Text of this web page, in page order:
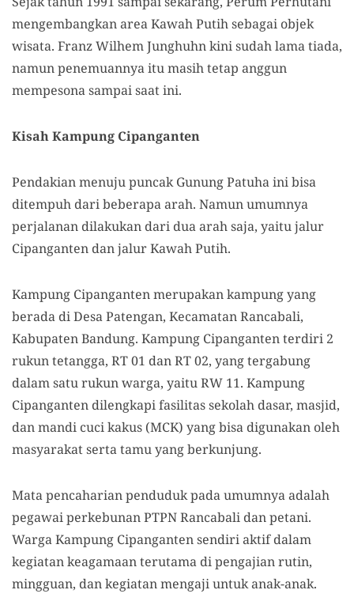
mengembangkan area Kawah Putih sebagai objek
wisata. Franz Wilhem Junghuhn kini sudah lama tiada,
namun penemuannyaitumasih tetap anggun
mempesona sampai saat ini.
Kisah Kampung Cipanganten
Pendakian menuju puncak Gunung Patuha ini bisa
ditempuh dari beberapa arah. Namunumumnya
perjalanan dilakukan dari dua arah saja, yaitu jalur
Cipanganten dan jalur Kawah Putih.
Kampung Cipanganten merupakan kampung yang
berada di Desa Patengan, Kecamatan Rancabali,
Kabupaten Bandung. Kampung Cipanganten terdiri 2
rukun tetangga, RT 01 dan RT 02, yang tergabung
dalam satu rukun warga, yaitu RW 11. Kampung
Cipanganten dilengkapi fasilitas sekolah dasar, masjid,
danmandi cuci kakus (MCK) yang bisa digunakan oleh
masyarakat serta tamu yang berkunjung.
Mata pencaharian penduduk pada umumnya adalah
pegawai perkebunan PTPN Rancabali dan petani.
Warga Kampung Cipanganten sendiri aktif dalam
kegiatan keagamaan terutama di pengajian rutin,
mingguan, dan kegiatan mengaji untuk anak-anak.